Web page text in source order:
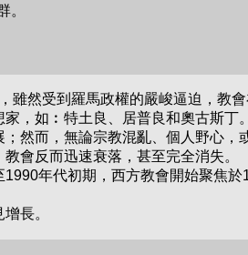
。
然受到羅馬政權的嚴峻逼迫，教會
，如︰特土良、居普良和奧古斯丁。
然而，無論宗教混亂、個人野心
會反而迅速衰落，甚至完全消失。
年代初期，西方教會開始聚焦
長。